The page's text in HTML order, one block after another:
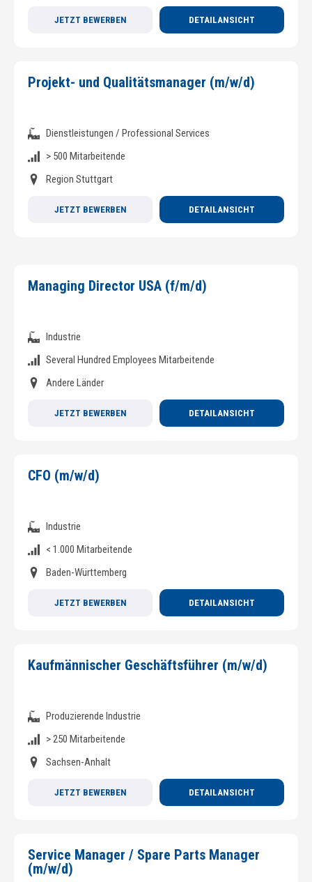
JETZT BEWERBEN DETAILANSICHT
Projekt- und Qualitätsmanager (m/w/d)
Dienstleistungen / Professional Services
> 500 Mitarbeitende
Region Stuttgart
JETZT BEWERBEN DETAILANSICHT
Managing Director USA (f/m/d)
Industrie
Several Hundred Employees Mitarbeitende
Andere Länder
JETZT BEWERBEN DETAILANSICHT
CFO (m/w/d)
Industrie
< 1.000 Mitarbeitende
Baden-Württemberg
JETZT BEWERBEN DETAILANSICHT
Kaufmännischer Geschäftsführer (m/w/d)
Produzierende Industrie
> 250 Mitarbeitende
Sachsen-Anhalt
JETZT BEWERBEN DETAILANSICHT
Service Manager / Spare Parts Manager
(m/w/d)